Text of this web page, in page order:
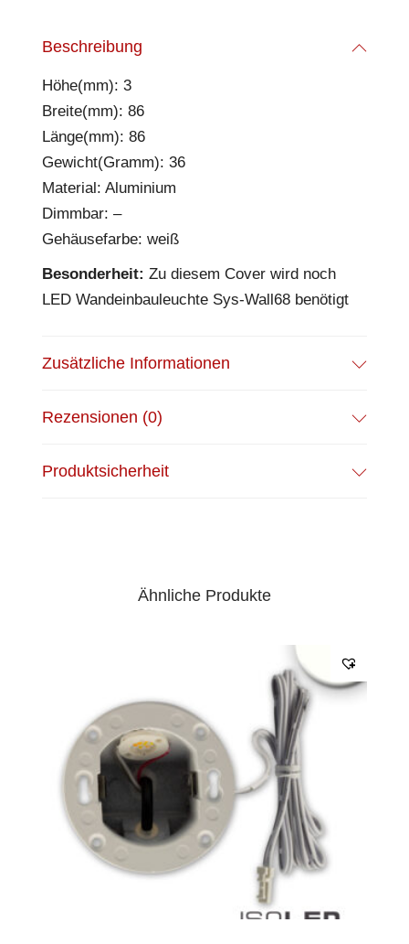
Beschreibung
Höhe(mm): 3
Breite(mm): 86
Länge(mm): 86
Gewicht(Gramm): 36
Material: Aluminium
Dimmbar: –
Gehäusefarbe: weiß
Besonderheit: Zu diesem Cover wird noch
LED Wandeinbauleuchte Sys-Wall68 benötigt
Zusätzliche Informationen
Rezensionen (0)
Produktsicherheit
Ähnliche Produkte